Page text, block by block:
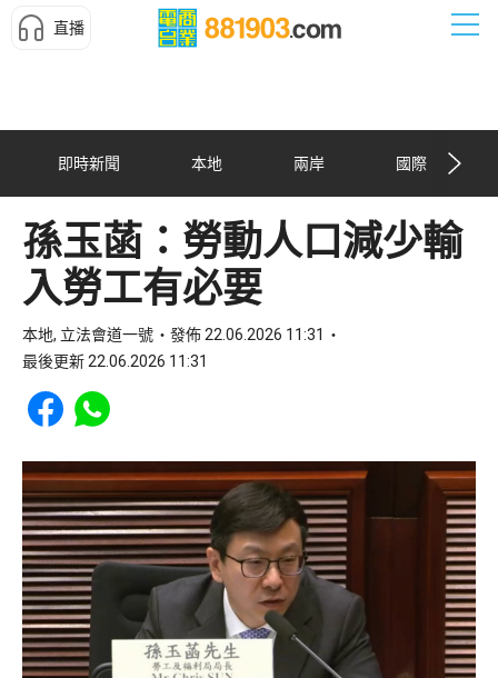
直播
即時新聞 本地 兩岸 國際
孫玉菡：勞動人口減少輸
入勞工有必要
本地, 立法會道一號
發佈 22.06.2026 11:31
最後更新 22.06.2026 11:31
Share to Facebook
Share to WhatsApp